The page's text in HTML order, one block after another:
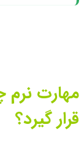
مهارت نرم
قرار گیرد؟